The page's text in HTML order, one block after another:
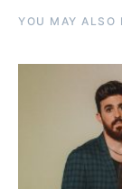
YOU MAY ALSO